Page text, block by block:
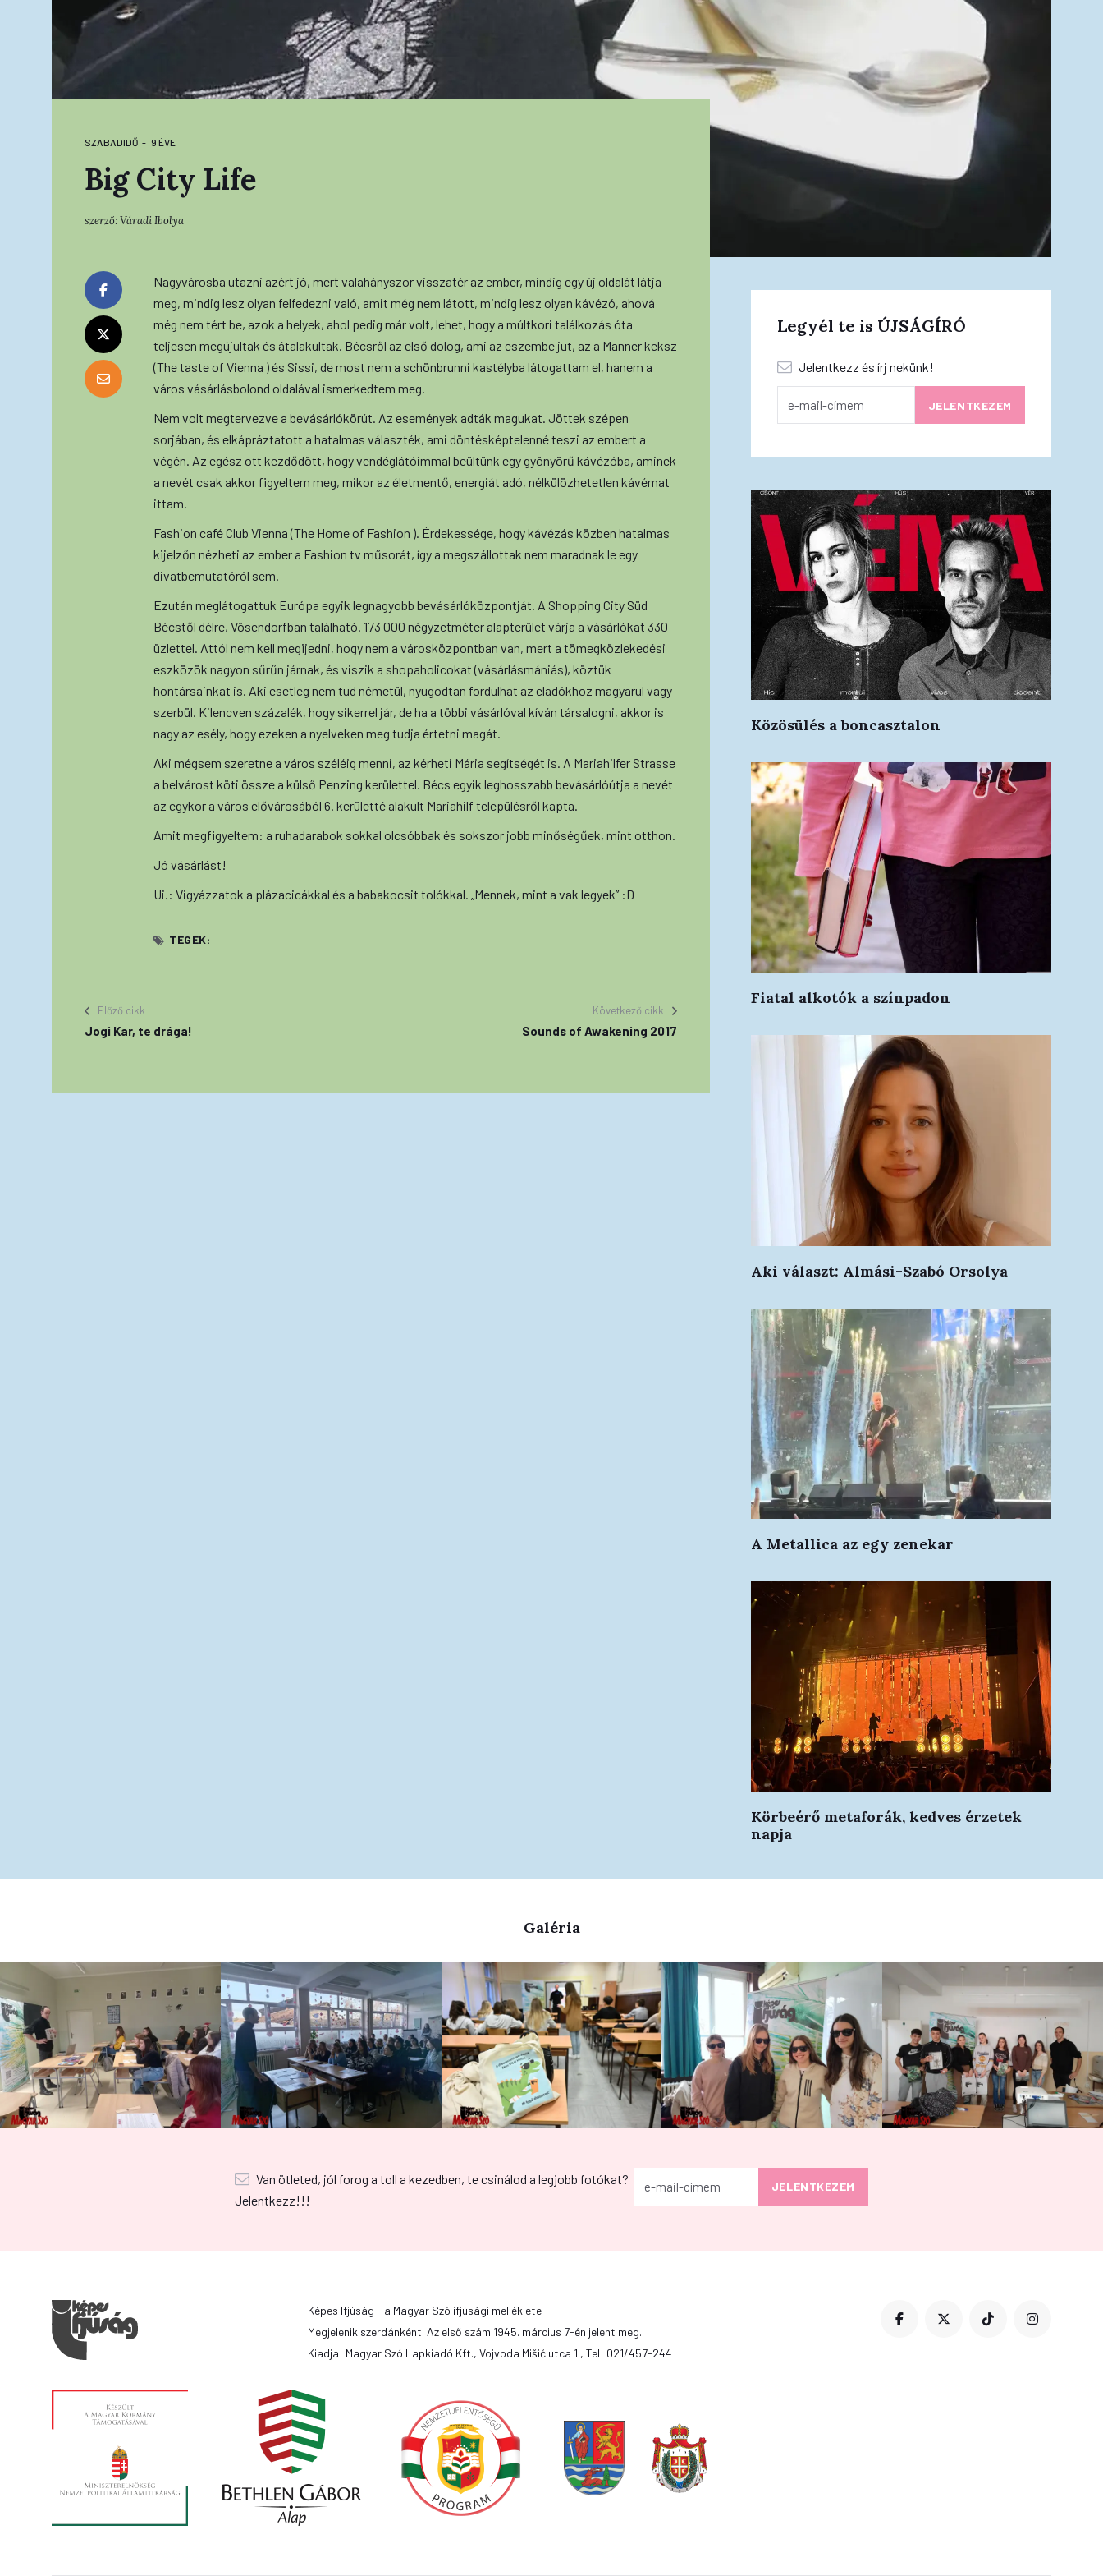
SZABADIDŐ 9 ÉVE
Big City Life
szerző:Váradi Ibolya
Nagyvárosba utazni azért jó, mert valahányszor visszatér az ember, mindig egy új oldalát látja
meg, mindig lesz olyan felfedezni való, amit még nem látott, mindig lesz olyan kávézó, ahová
még nem tért be, azok a helyek, ahol pedig már volt, lehet, hogy a múltkori találkozás óta
teljesen megújultak és átalakultak. Bécsről az első dolog, ami az eszembe jut, az a Manner keksz
(The taste of Vienna ) és Sissi, de most nem a schönbrunni kastélyba látogattam el, hanem a
város vásárlásbolond oldalával ismerkedtem meg.
Nem volt megtervezve a bevásárlókörút. Az események adták magukat. Jöttek szépen
sorjában, és elkápráztatott a hatalmas választék, ami döntésképtelenné teszi az embert a
végén. Az egész ott kezdődött, hogy vendéglátóimmal beültünk egy gyönyörű kávézóba, aminek
a nevét csak akkor figyeltem meg, mikor az életmentő, energiát adó, nélkülözhetetlen kávémat
ittam.
Fashion café Club Vienna (The Home of Fashion ). Érdekessége, hogy kávézás közben hatalmas
kijelzőn nézheti az ember a Fashion tv műsorát, így a megszállottak nem maradnak le egy
divatbemutatóról sem.
Ezután meglátogattuk Európa egyik legnagyobb bevásárlóközpontját. A Shopping City Süd
Bécstől délre, Vösendorfban található. 173 000 négyzetméter alapterület várja a vásárlókat 330
üzlettel. Attól nem kell megijedni, hogy nem a városközpontban van, mert a tömegközlekedési
eszközök nagyon sűrűn járnak, és viszik a shopaholicokat (vásárlásmániás), köztük
hontársainkat is. Aki esetleg nem tud németül, nyugodtan fordulhat az eladókhoz magyarul vagy
szerbül. Kilencven százalék, hogy sikerrel jár, de ha a többi vásárlóval kíván társalogni, akkor is
nagy az esély, hogy ezeken a nyelveken meg tudja értetni magát.
Aki mégsem szeretne a város széléig menni, az kérheti Mária segítségét is. A Mariahilfer Strasse
a belvárost köti össze a külső Penzing kerülettel. Bécs egyik leghosszabb bevásárlóútja a nevét
az egykor a város elővárosából 6. kerületté alakult Mariahilf településről kapta.
Amit megfigyeltem: a ruhadarabok sokkal olcsóbbak és sokszor jobb minőségűek, mint otthon.
Jó vásárlást!
Ui.: Vigyázzatok a plázacicákkal és a babakocsit tolókkal. „Mennek, mint a vak legyek” :D
TEGEK:
Előző cikk
Jogi Kar, te drága!
Következő cikk
Sounds of Awakening 2017
Legyél te is ÚJSÁGÍRÓ
Jelentkezz és írj nekünk!
Közösülés a boncasztalon
Fiatal alkotók a színpadon
Aki választ: Almási-Szabó Orsolya
A Metallica az egy zenekar
Körbeérő metaforák, kedves érzetek
napja
Galéria
Van ötleted, jól forog a toll a kezedben, te csinálod a legjobb fotókat?
Jelentkezz!!!
Képes Ifjúság - a Magyar Szó ifjúsági melléklete
Megjelenik szerdánként. Az első szám 1945. március 7-én jelent meg.
Kiadja: Magyar Szó Lapkiadó Kft., Vojvoda Mišić utca 1., Tel: 021/457-244